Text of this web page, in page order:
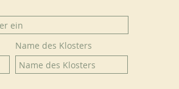
Name des Klosters